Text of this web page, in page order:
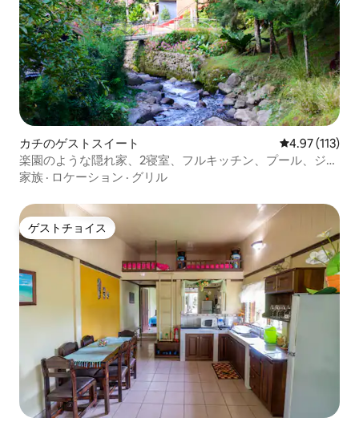
カチのゲストスイート レビュー113
4.97 (113)
楽園のような隠れ家、2寝室、フルキッチン、プール、ジャ
グジー
家族 · ロケーション · グリル
ゲストチョイス
ゲストチョイス